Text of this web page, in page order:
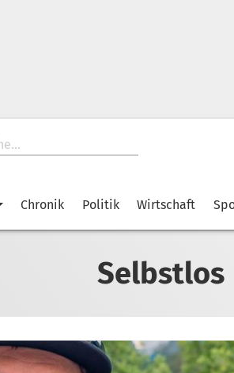
Chronik Politik Wirtschaft
Selbstlos